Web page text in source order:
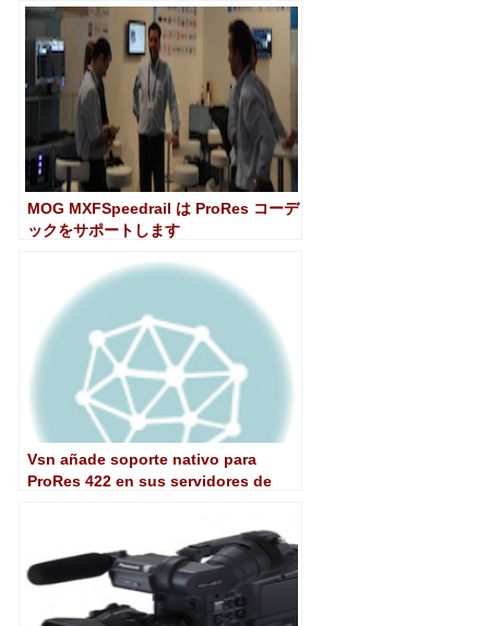
MOG MXFSpeedrail は ProRes コーデ
ックをサポートします
Vsn añade soporte nativo para
ProRes 422 en sus servidores de